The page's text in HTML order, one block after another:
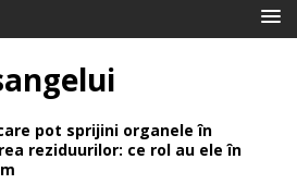
pot sprijini organele în
reziduurilor: ce rol au ele în